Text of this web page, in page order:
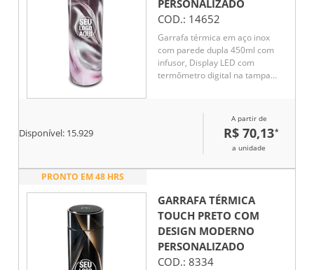
PERSONALIZADO
COD.: 14652
Garrafa térmica em aço inox
com parede dupla 450ml com
infusor, Display LED com
termômetro digital na tampa
Disponível: 15.929
A partir de
R$ 70,13*
a unidade
PRONTO EM 48 HRS
GARRAFA TÉRMICA
TOUCH PRETO COM
DESIGN MODERNO
PERSONALIZADO
COD.: 8334